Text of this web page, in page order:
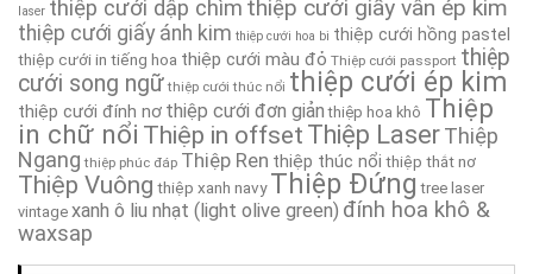
Thiệp Cưới TA029
Thiệp Cưới TA238A
Thiệp Cưới TA105
Thiệp cưới TA294
laser thiệp cưới dập chìm thiệp cưới giấy vân ép kim
thiệp cưới giấy ánh kim thiệp cưới hoa bi thiệp cưới hồng pastel
thiệp cưới in tiếng hoa thiệp cưới màu đỏ Thiệp cưới passport thiệp
cưới song ngữ thiệp cưới thúc nổi thiệp cưới ép kim
thiệp cưới đính nơ thiệp cưới đơn giản thiệp hoa khô Thiệp
in chữ nổi Thiệp in offset Thiệp LaserThiệp
Ngang thiệp phúc đáp Thiệp Ren thiệp thúc nổi thiệp thắt nơ
Thiệp Vuông thiệp xanh navy Thiệp Đứng tree laser
vintage xanh ô liu nhạt (light olive green) đính hoa khô &
waxsap